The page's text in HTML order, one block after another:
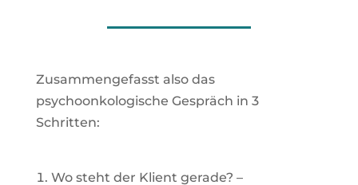
Zusammengefasst also das
psychoonkologische Gespräch in 3
Schritten:
Wo steht der Klient gerade? –